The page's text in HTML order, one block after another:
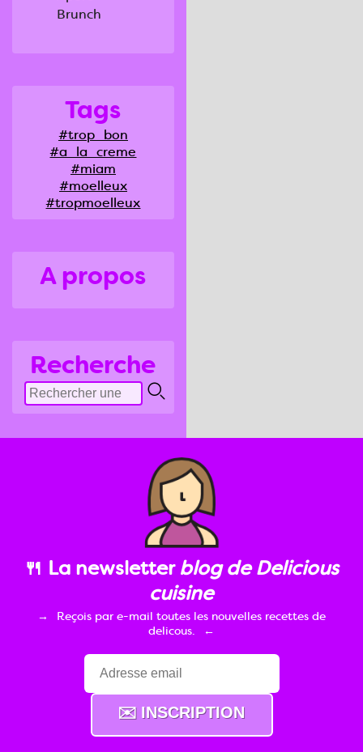
Brunch
Tags
#trop_bon
#a_la_creme
#miam
#moelleux
#tropmoelleux
A propos
Recherche
🍴 La newsletterblog de Delicious
cuisine
Reçois par e-mail toutes les nouvelles recettes de
delicous.